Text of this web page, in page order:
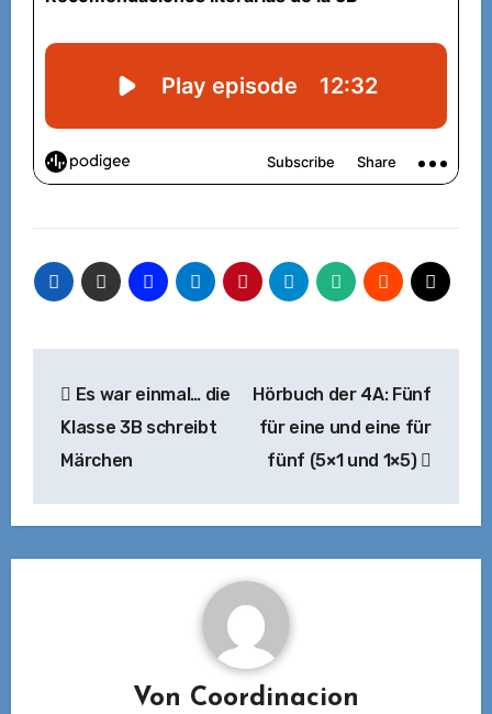
Es war einmal… die
Klasse 3B schreibt
Märchen
Hörbuch der 4A: Fünf
für eine und eine für
fünf (5×1 und 1×5)
Von Coordinacion